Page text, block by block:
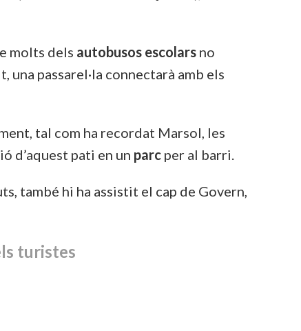
molts dels autobusos escolars no
una passarel·la connectarà amb els
tal com ha recordat Marsol, les
d’aquest pati en un parc per al barri.
també hi ha assistit el cap de Govern,
turistes